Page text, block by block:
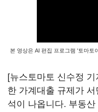
본 영상은 AI 편집 프로그램 '토마토
[뉴스토마토 신수정
한 가계대출 규제가
석이 나옵니다. 부동